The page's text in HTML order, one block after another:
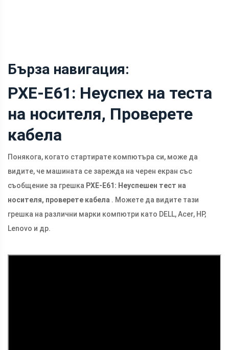
Бърза навигация:
PXE-E61: Неуспех на теста
на носителя, Проверете
кабела
Понякога, когато стартирате компютъра си, може да
видите, че машината се зарежда на черен екран със
съобщение за грешка PXE-E61: Неуспешен тест на
носителя, проверете кабела . Можете да видите тази
грешка на различни марки компютри като DELL, Acer, HP,
Lenovo и др.